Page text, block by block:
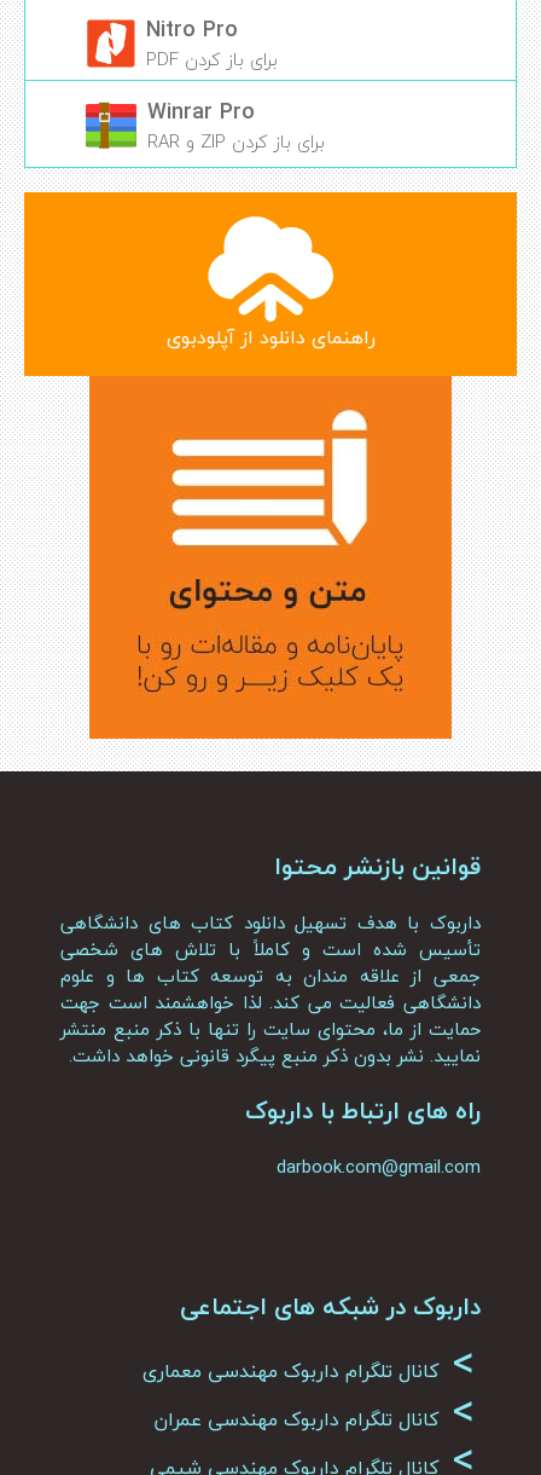
Nitro Pro
برای باز کردن PDF
Winrar Pro
برای باز کردن ZIP و RAR
راهنمای دانلود از آپلودبوی
قوانین بازنشر محتوا
داربوک با هدف تسهیل دانلود کتاب های دانشگاهی
تأسیس شده است و کاملاً با تلاش های شخصی
جمعی از علاقه مندان به توسعه کتاب ها و علوم
دانشگاهی فعالیت می کند. لذا خواهشمند است جهت
حمایت از ما، محتوای سایت را تنها با ذکر منبع منتشر
نمایید. نشر بدون ذکر منبع پیگرد قانونی خواهد داشت.
راه های ارتباط با داربوک
darbook.com@gmail.com
داربوک در شبکه های اجتماعی
> کانال تلگرام داربوک مهندسی معماری
> کانال تلگرام داربوک مهندسی عمران
کانال تلگرام داربوک مهندسی شیمی